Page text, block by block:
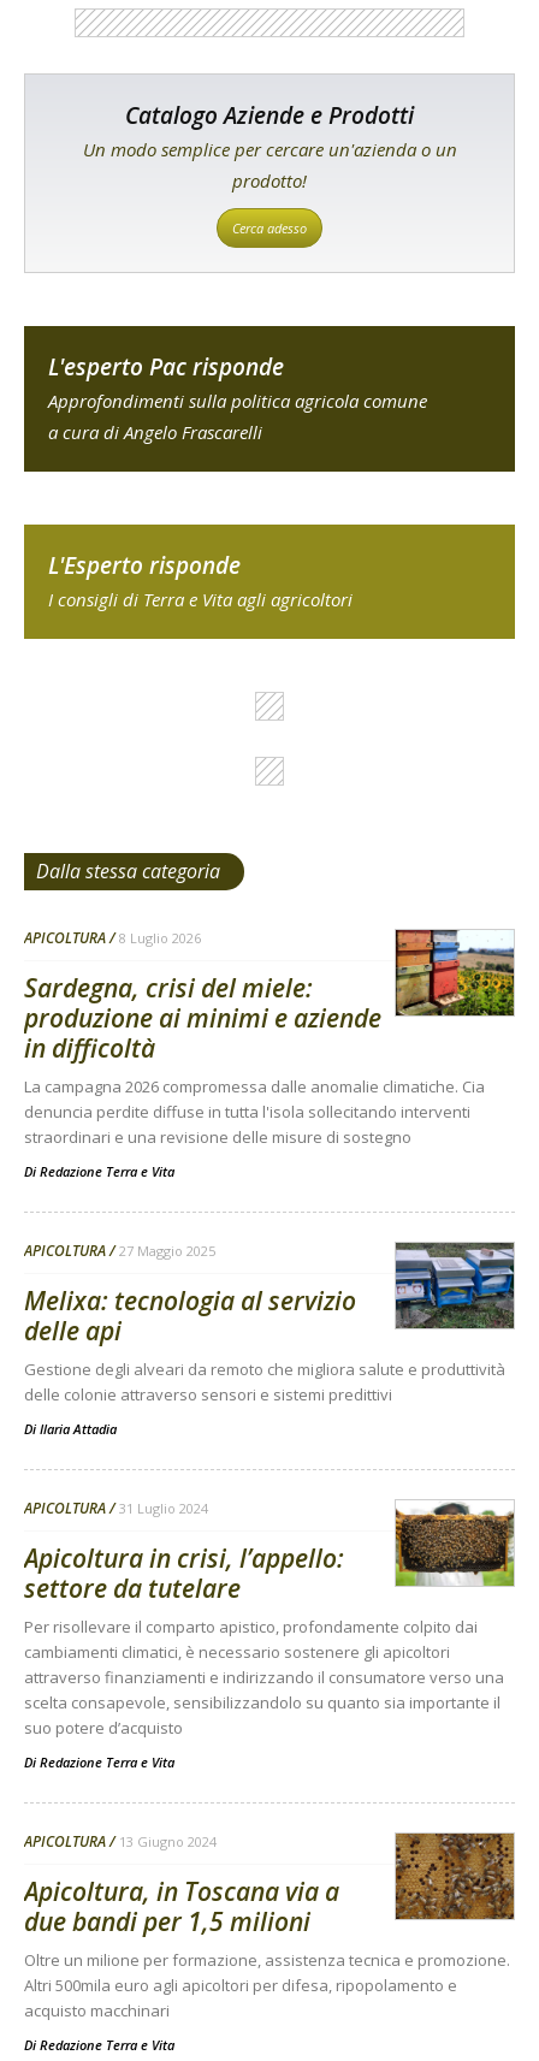
Catalogo Aziende e Prodotti
Un modo semplice per cercare un'azienda o un
prodotto!
Cerca adesso
L'esperto Pac risponde
Approfondimenti sulla politica agricola comune
a cura di Angelo Frascarelli
L'Esperto risponde
I consigli di Terra e Vita agli agricoltori
Dalla stessa categoria
APICOLTURA 8 Luglio 2026
Sardegna, crisi del miele:
produzione ai minimi e aziende
in difficoltà
La campagna 2026 compromessa dalle anomalie climatiche. Cia
denuncia perdite diffuse in tutta l'isola sollecitando interventi
straordinari e una revisione delle misure di sostegno
Di Redazione Terra e Vita
APICOLTURA 27 Maggio 2025
Melixa: tecnologia al servizio
delle api
Gestione degli alveari da remoto che migliora salute e produttività
delle colonie attraverso sensori e sistemi predittivi
Di Ilaria Attadia
APICOLTURA 31 Luglio 2024
Apicoltura in crisi, l’appello:
settore da tutelare
Per risollevare il comparto apistico, profondamente colpito dai
cambiamenti climatici, è necessario sostenere gli apicoltori
attraverso finanziamenti e indirizzando il consumatore verso una
scelta consapevole, sensibilizzandolo su quanto sia importante il
suo potere d’acquisto
Di Redazione Terra e Vita
APICOLTURA 13 Giugno 2024
Apicoltura, in Toscana via a
due bandi per 1,5 milioni
Oltre un milione per formazione, assistenza tecnica e promozione.
Altri 500mila euro agli apicoltori per difesa, ripopolamento e
acquisto macchinari
Di Redazione Terra e Vita